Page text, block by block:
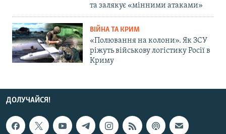
та залякує «мінними атаками»
ВІЙНА ТА КРИМ
«Полювання на колони». Як ЗСУ
ріжуть військову логістику Росії в
Криму
ДОЛУЧАЙСЯ!